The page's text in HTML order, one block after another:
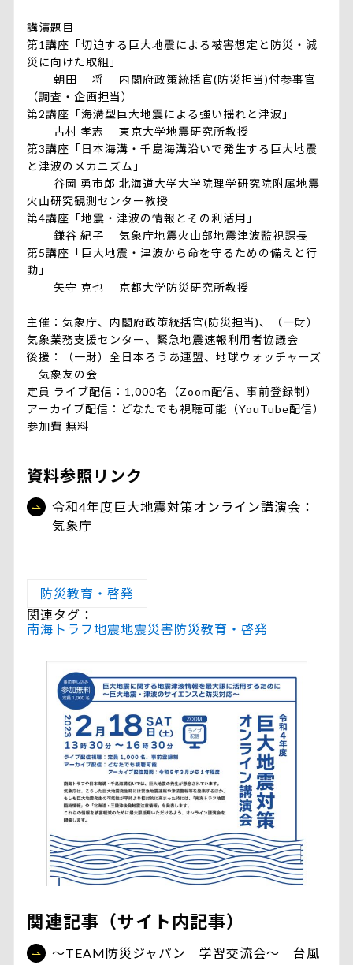
講演題目
第1講座「切迫する巨大地震による被害想定と防災・減
災に向けた取組」
朝田 将 内閣府政策統括官(防災担当)付参事官
（調査・企画担当）
第2講座「海溝型巨大地震による強い揺れと津波」
古村 孝志 東京大学地震研究所教授
第3講座「日本海溝・千島海溝沿いで発生する巨大地震
と津波のメカニズム」
谷岡 勇市郎 北海道大学大学院理学研究院附属地震
火山研究観測センター教授
第4講座「地震・津波の情報とその利活用」
鎌谷 紀子 気象庁地震火山部地震津波監視課長
第5講座「巨大地震・津波から命を守るための備えと行
動」
矢守 克也 京都大学防災研究所教授
主催：気象庁、内閣府政策統括官(防災担当)、（一財）
気象業務支援センター、緊急地震速報利用者協議会
後援：（一財）全日本ろうあ連盟、地球ウォッチャーズ
－気象友の会－
定員 ライブ配信：1,000名（Zoom配信、事前登録制）
アーカイブ配信：どなたでも視聴可能（YouTube配信）
参加費 無料
資料参照リンク
令和4年度巨大地震対策オンライン講演会：
気象庁
防災教育・啓発
関連タグ：
南海トラフ地震地震災害防災教育・啓発
関連記事（サイト内記事）
～TEAM防災ジャパン 学習交流会～ 台風